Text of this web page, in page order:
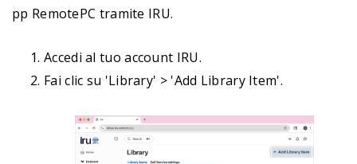
pp RemotePC tramite IRU.
Accedi al tuo account IRU.
Fai clic su 'Library' > 'Add Library Item'.